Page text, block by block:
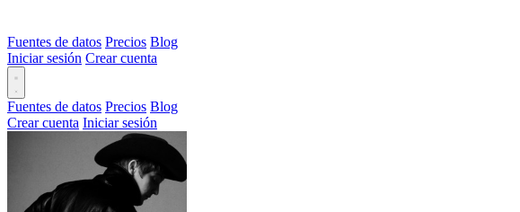
Fuentes de datos Precios Blog
Iniciar sesión Crear cuenta
Fuentes de datos Precios Blog
Crear cuenta Iniciar sesión